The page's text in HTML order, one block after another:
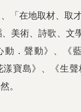
「在地取材、取
美術、詩歌、
．聲動》、《
漾寶島》、《生
。